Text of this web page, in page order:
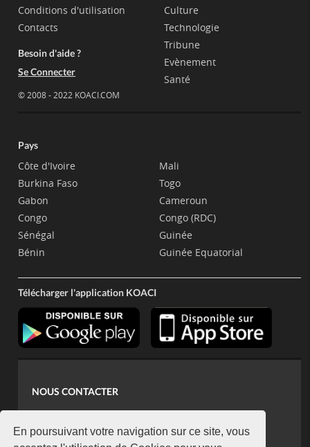
En poursuivant votre navigation sur ce site, vous
Conditions d'utilisation
Contacts
Besoin d'aide ?
Se Connecter
© 2008 - 2022 KOACI.COM
Culture
Technologie
Tribune
Evènement
Santé
Pays
Côte d'Ivoire
Burkina Faso
Gabon
Congo
Sénégal
Bénin
Mali
Togo
Cameroun
Congo (RDC)
Guinée
Guinée Equatorial
Télécharger l'application KOACI
NOUS CONTACTER
koaci@yahoo.fr